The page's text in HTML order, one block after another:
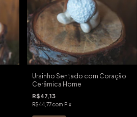
Ursinho Sentado com Coração
Cerâmica Home
R$47,13
R$44,77com Pix